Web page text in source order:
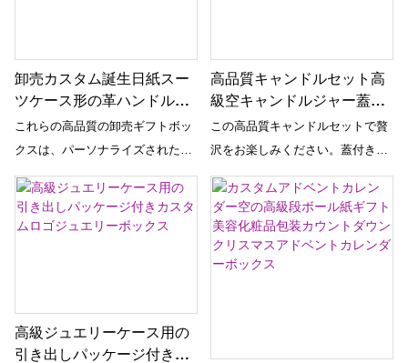
卸売カスタム誕生日紙スー
ツケース形の革ハンドルが
付いている磁気段ボールの
ギフト ボックス
これらの高品質の卸売ギフトボッ
クスは、パーソナライズされた誕
生日プレゼントに最適です。 ユニ
ークなスーツケースの形、マグネ
ット式開閉部、レザーハンドルに
高品質キャンドルセット高
級空キャンドルジャー蓋と
ギフトボックス包装付き
この高品質キャンドルセットで贅
沢をお楽しみください。蓋付きの
空のキャンドルジャーと絶妙なギ
フトボックスのパッケージが含ま
れています。 自分だけのパーソナ
ライズされたキャンドルを作成し
たり、愛する人に贈ったりして、
高級ジュエリーケース用の
引き出しパッケージ付きカ